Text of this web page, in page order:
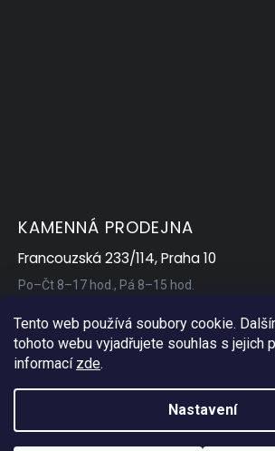
Tento web používá soubory cookie.
tohoto webu vyjadřujete souhlas s jejich
informací zde.
Nastavení
KAMENNÁ PRODEJNA
Francouzská 233/114, Praha 10
Po–Čt 8–17 hod., Pá 8–15 hod.
Copyright 2026AP Servis. Všechna